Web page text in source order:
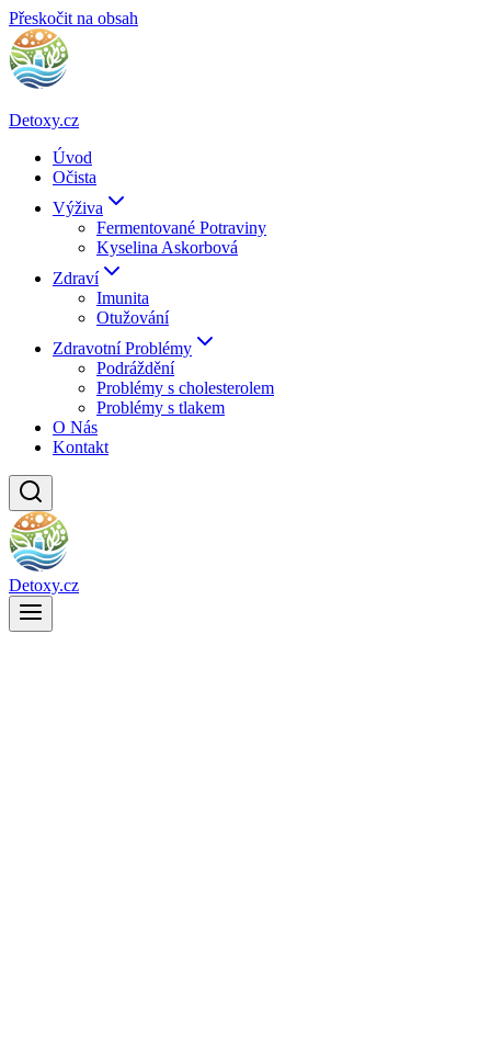
Přeskočit na obsah
Detoxy.cz
Úvod
Očista
Výživa
Fermentované Potraviny
Kyselina Askorbová
Zdraví
Imunita
Otužování
Zdravotní Problémy
Podráždění
Problémy s cholesterolem
Problémy s tlakem
O Nás
Kontakt
Detoxy.cz